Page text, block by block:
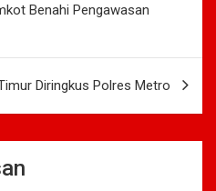
Benahi Pengawasan
Diringkus Polres Metro